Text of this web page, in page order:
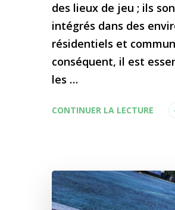
des lieux de jeu ; ils
intégrés dans des
résidentiels et
conséquent, il est
les …
CONTINUER LA LECTURE